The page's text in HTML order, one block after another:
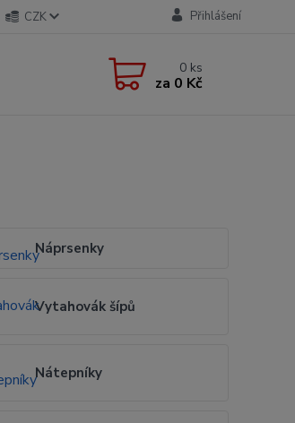
CZK Přihlášení
0 ks
za 0 Kč
Náprsenky
Vytahovák šípů
Nátepníky